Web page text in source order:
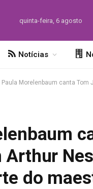
quinta-feira, 6 agosto
Notícias
Paula Morelenbaum canta
Arthur
do